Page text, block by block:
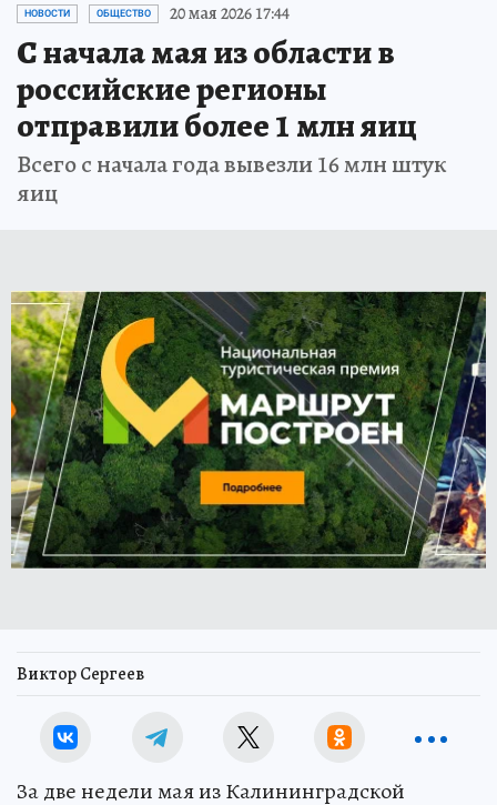
НОВОСТИ ОБЩЕСТВО 20 мая 2026 17:44
С начала мая из области в
российские регионы
отправили более 1 млн яиц
Всего с начала года вывезли 16 млн штук
яиц
Виктор Сергеев
За две недели мая из Калининградской